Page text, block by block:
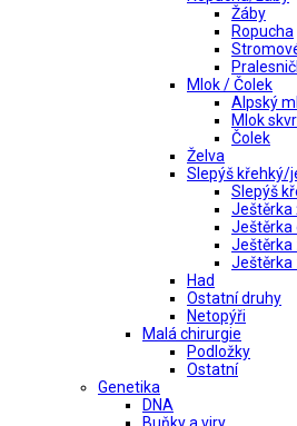
Žáby
Ropucha
Mlok / Čolek
Alpský
Mlok
Čolek
Želva
Slepýš křehký/
Slepýš
Ještěrka
Ještěrka
Ještěrka
Ještěrka
Had
Ostatní druhy
Netopýři
Malá chirurgie
Podložky
Ostatní
Genetika
DNA
Buňky a viry